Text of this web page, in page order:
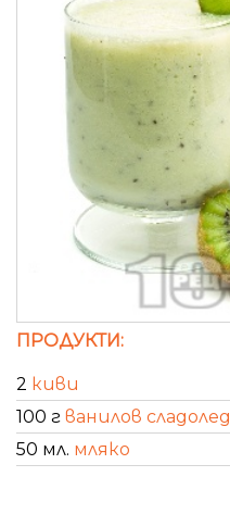
ПРОДУКТИ:
2 киви
100 г ванилов сладолед
50 мл. мляко